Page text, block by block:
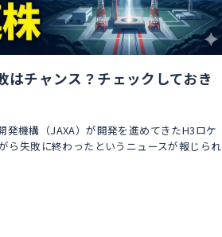
はチャンス？チェックしておき
発機構（JAXA）が開発を進めてきたH3ロケ
ら失敗に終わったというニュースが報じられ